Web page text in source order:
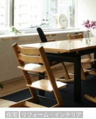
住宅 リフォーム・インテリア